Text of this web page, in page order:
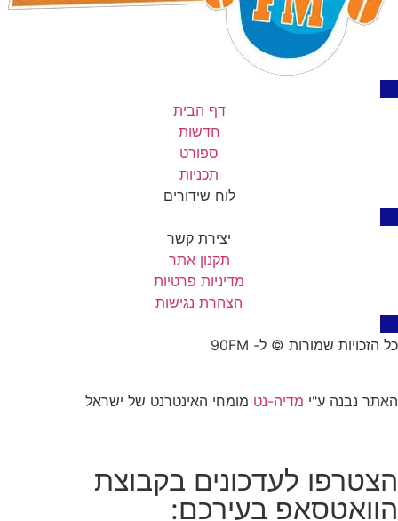
דף הבית
חדשות
ספורט
תכניות
לוח שידורים
יצירת קשר
תקנון אתר
מדיניות פרטיות
הצהרת נגישות
כל הזכויות שמורות © ל- 90FM
האתר נבנה ע"י מדיה-נט מומחי האינטרנט של ישראל
הצטרפו לעדכונים בקבוצת
הוואטסאפ בעירכם: